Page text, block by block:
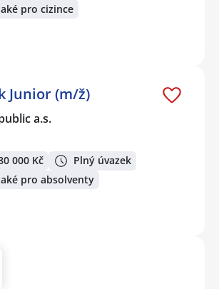
pro cizince
Junior (m/ž)
a.s.
000 Kč
Plný úvazek
pro absolventy